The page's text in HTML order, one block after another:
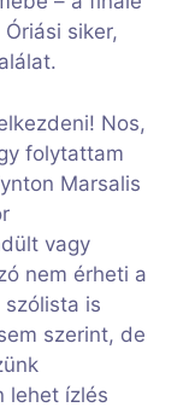
siker,
Nos,
folytattam
Marsalis
vagy
nem érheti a
is
szerint, de
lehet ízlés